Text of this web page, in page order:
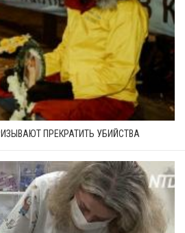
ПРЕКРАТИТЬ УБИЙСТВА